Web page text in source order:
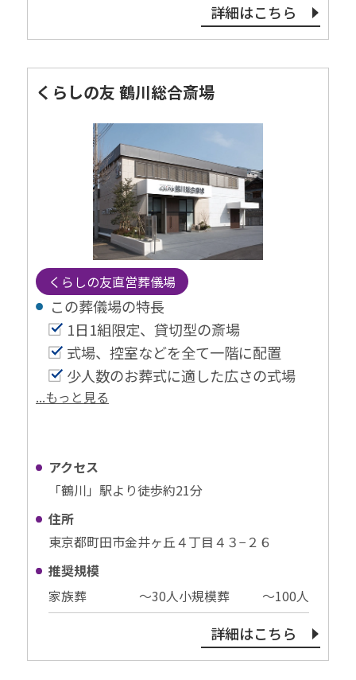
詳細はこちら
くらしの友 鶴川総合斎場
くらしの友直営葬儀場
この葬儀場の特⻑
1日1組限定、貸切型の斎場
式場、控室などを全て一階に配置
少人数のお葬式に適した広さの式場
...もっと見る
アクセス
「鶴川」駅より徒歩約21分
住所
東京都町田市金井ヶ丘４丁目４３−２６
推奨規模
家族葬
〜30⼈小規模葬 〜100⼈
詳細はこちら